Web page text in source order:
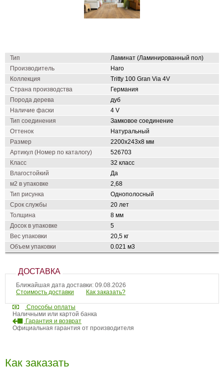
Тип
Ламинат (Ламинированный пол)
Производитель
Haro
Коллекция
Tritty 100 Gran Via 4V
Страна производства
Германия
Порода дерева
дуб
Наличие фаски
4 V
Тип соединения
Замковое соединение
Оттенок
Натуральный
Размер
2200х243х8 мм
Артикул (Номер по каталогу)
526703
Класс
32 класс
Влагостойкий
Да
м2 в упаковке
2,68
Тип рисунка
Однополосный
Срок службы
20 лет
Толщина
8 мм
Досок в упаковке
5
Вес упаковки
20,5 кг
Объем упаковки
0.021 м3
ДОСТАВКА
Ближайшая дата доставки: 09.08.2026
Стоимость доставки
Как заказать?
Способы оплаты
Наличными или картой банка
Гарантия и возврат
Официальная гарантия от производителя
Как заказать